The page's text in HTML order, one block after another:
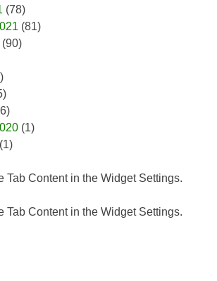
(78)
(81)
(90)
(1)
Tab Content in the Widget Settings.
Tab Content in the Widget Settings.